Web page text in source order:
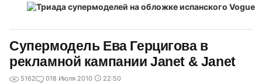
Супермодель Ева Герцигова в
рекламной кампании Janet & Janet
5162 018 Июля 2010 22:50